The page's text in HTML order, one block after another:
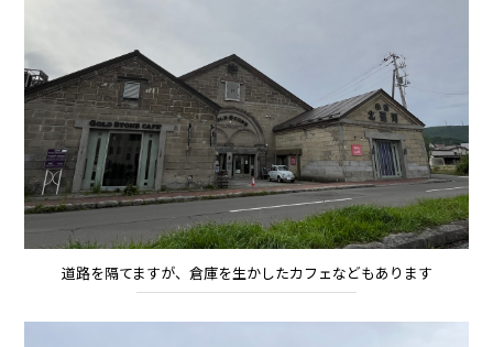
道路を隔てますが、倉庫を生かしたカフェなどもあります